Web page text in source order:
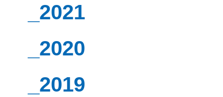
_2021
_2020
_2019